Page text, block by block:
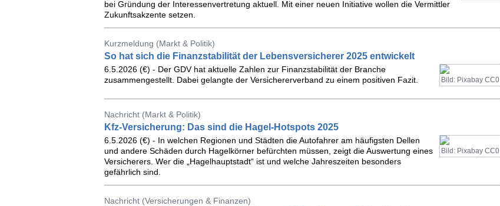
bei Gründung der Interessenvertretung aktuell. Mit einer neuen Initiative wollen die Vermittler
Zukunftsakzente setzen.
Kurzmeldung (Markt & Politik)
So hat sich die Finanzstabilität der Lebensversicherer 2025 entwickelt
Bild: Pixabay CC0
6.5.2026 (€) - Der GDV hat aktuelle Zahlen zur Finanzstabilität der Branche
zusammengestellt. Dabei gelangte der Versichererverband zu einem positiven Fazit.
Nachricht (Markt & Politik)
Kfz-Versicherung: Das sind die Hagel-Hotspots 2025
Bild: Pixabay CC0
6.5.2026 (€) - In welchen Regionen und Städten die Autofahrer am häufigsten Dellen
und andere Schäden durch Hagelkörner befürchten müssen, zeigt die Auswertung eines
Versicherers. Wer die „Hagelhauptstadt“ ist und welche Jahreszeiten besonders
gefährlich sind.
Nachricht (Versicherungen & Finanzen)